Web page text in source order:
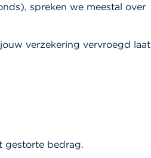
spreken we meestal over
verzekering vervroegd laat
gestorte bedrag.